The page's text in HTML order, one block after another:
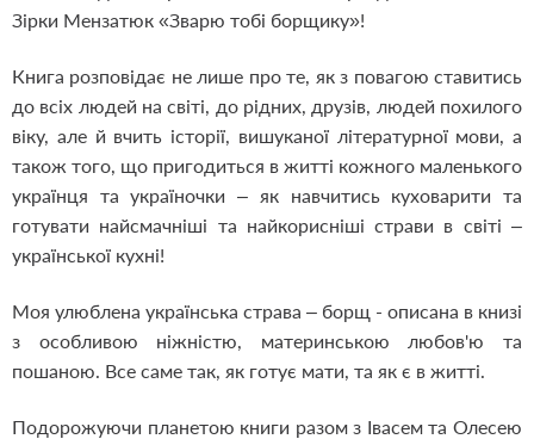
Зірки Мензатюк «Зварю тобі борщику»!
Книга розповідає не лише про те, як з повагою ставитись
до всіх людей на світі, до рідних, друзів, людей похилого
віку, але й вчить історії, вишуканої літературної мови, а
також того, що пригодиться в житті кожного маленького
українця та україночки – як навчитись куховарити та
готувати найсмачніші та найкорисніші страви в світі –
української кухні!
Моя улюблена українська страва – борщ - описана в книзі
з особливою ніжністю, материнською любов'ю та
пошаною. Все саме так, як готує мати, та як є в житті.
Подорожуючи планетою книги разом з Івасем та Олесею